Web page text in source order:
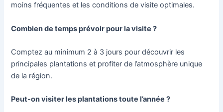
moins fréquentes et les conditions de visite optimales.
Combien de temps prévoir pour la visite ?
Comptez au minimum 2 à 3 jours pour découvrir les
principales plantations et profiter de l’atmosphère unique
de la région.
Peut-on visiter les plantations toute l’année ?